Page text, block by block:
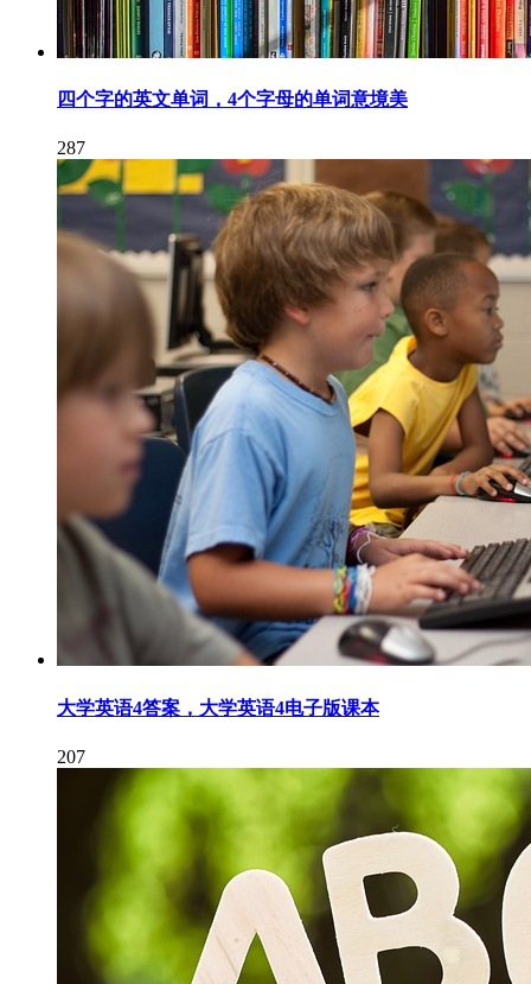
四个字的英文单词，4个字母的单词意境美
287
大学英语4答案，大学英语4电子版课本
207